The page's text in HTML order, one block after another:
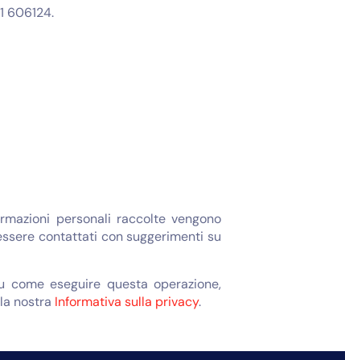
606124.
personali raccolte vengono
contattati con suggerimenti su
come eseguire questa operazione,
nostra Informativa sulla privacy.